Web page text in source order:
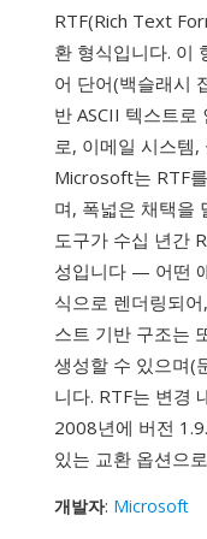
RTF(Rich Text
환 형식입니다. 이
어 단어(백슬래시
반 ASCII 텍스트
로, 이메일 시스템
Microsoft는 RTF
며, 폭넓은 채택을
도구가 수십 년간
성입니다 — 어떤
식으로 렌더링되
스트 기반 구조는
생성할 수 있으며(
니다. RTF는 변경
2008년에 버전
있는 교환 옵션으
개발자: Microsoft